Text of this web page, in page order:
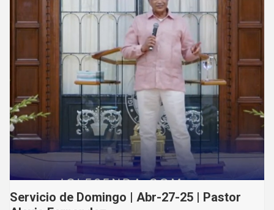
Servicio de Domingo | Abr-27-25 | Pastor